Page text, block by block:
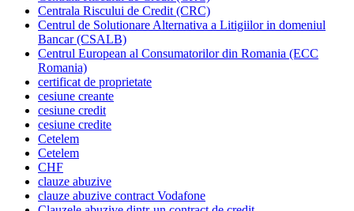
Centrala Riscului de Credit (CRC)
Centrul de Solutionare Alternativa a Litigiilor in domeniul
Bancar (CSALB)
Centrul European al Consumatorilor din Romania (ECC
Romania)
certificat de proprietate
cesiune creante
cesiune credit
cesiune credite
Cetelem
Cetelem
CHF
clauze abuzive
clauze abuzive contract Vodafone